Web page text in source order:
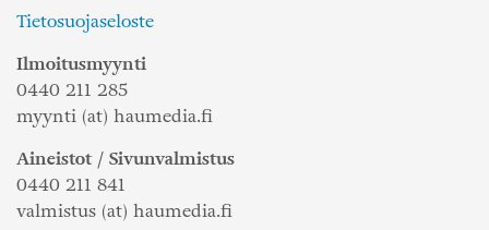
Tietosuojaseloste
Ilmoitusmyynti
0440 211 285
myynti (at) haumedia.fi
Aineistot / Sivunvalmistus
0440 211 841
valmistus (at) haumedia.fi